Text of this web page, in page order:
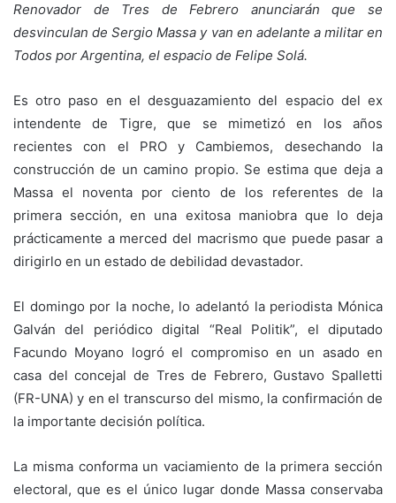
Renovador de Tres de Febrero anunciarán que se
desvinculan de Sergio Massa y van en adelante a militar en
Todos por Argentina, el espacio de Felipe Solá.
Es otro paso en el desguazamiento del espacio del ex
intendente de Tigre, que se mimetizó en los años
recientes con el PRO y Cambiemos, desechando la
construcción de un camino propio. Se estima que deja a
Massa el noventa por ciento de los referentes de la
primera sección, en una exitosa maniobra que lo deja
prácticamente a merced del macrismo que puede pasar a
dirigirlo en un estado de debilidad devastador.
El domingo por la noche, lo adelantó la periodista Mónica
Galván del periódico digital “Real Politik”, el diputado
Facundo Moyano logró el compromiso en un asado en
casa del concejal de Tres de Febrero, Gustavo Spalletti
(FR-UNA) y en el transcurso del mismo, la confirmación de
la importante decisión política.
La misma conforma un vaciamiento de la primera sección
electoral, que es el único lugar donde Massa conservaba